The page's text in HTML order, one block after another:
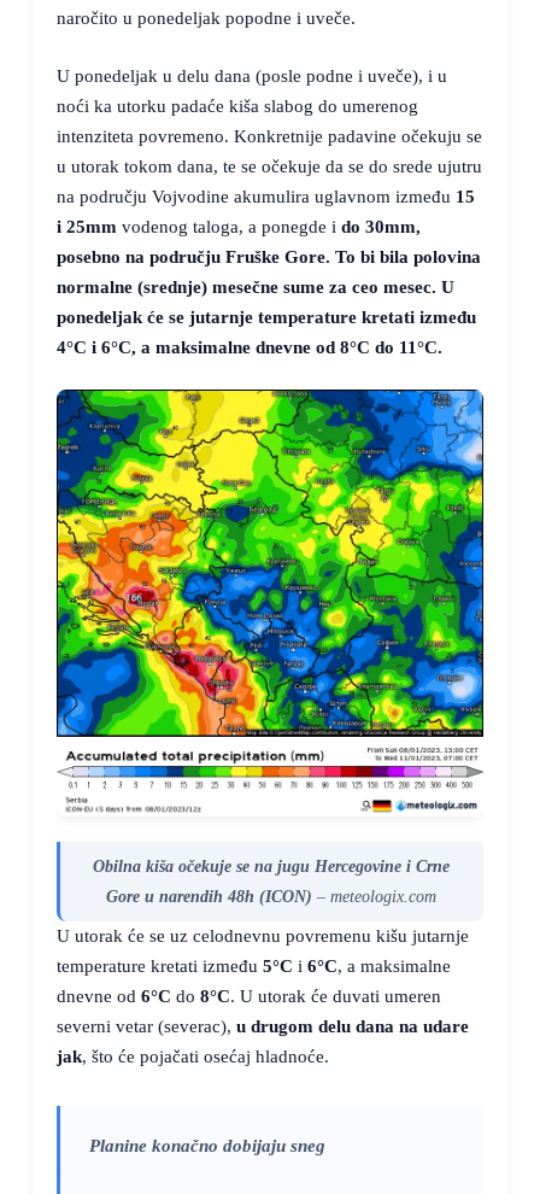
naročito u ponedeljak popodne i uveče.
U ponedeljak u delu dana (posle podne i uveče), i u
noći ka utorku padaće kiša slabog do umerenog
intenziteta povremeno. Konkretnije padavine očekuju se
u utorak tokom dana, te se očekuje da se do srede ujutru
na području Vojvodine akumulira uglavnom između 15
i 25mm vodenog taloga, a ponegde i do 30mm,
posebno na području Fruške Gore. To bi bila polovina
normalne (srednje) mesečne sume za ceo mesec. U
ponedeljak će se jutarnje temperature kretati između
4°C i 6°C, a maksimalne dnevne od 8°C do 11°C.
Obilna kiša očekuje se na jugu Hercegovine i Crne
Gore u narendih 48h (ICON) – meteologix.com
U utorak će se uz celodnevnu povremenu kišu jutarnje
temperature kretati između 5°C i 6°C, a maksimalne
dnevne od 6°C do 8°C. U utorak će duvati umeren
severni vetar (severac), u drugom delu dana na udare
jak, što će pojačati osećaj hladnoće.
Planine konačno dobijaju sneg